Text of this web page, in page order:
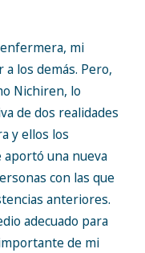
mi
los demás. Pero,
Nichiren, lo
de dos realidades
y ellos los
aportó una nueva
con las que
anteriores.
adecuado para
de mi